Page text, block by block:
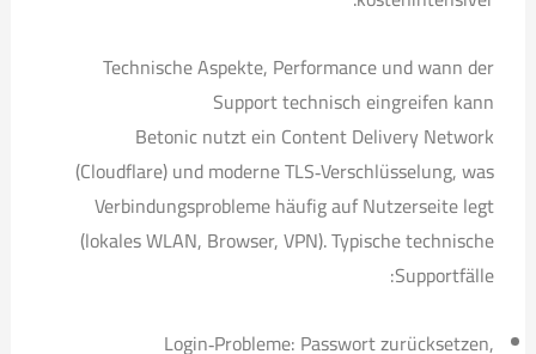
Technische Aspekte, Performance und wann der
Support technisch eingreifen kann
Betonic nutzt ein Content Delivery Network
(Cloudflare) und moderne TLS‑Verschlüsselung, was
Verbindungsprobleme häufig auf Nutzerseite legt
(lokales WLAN, Browser, VPN). Typische technische
Supportfälle:
Login‑Probleme: Passwort zurücksetzen,